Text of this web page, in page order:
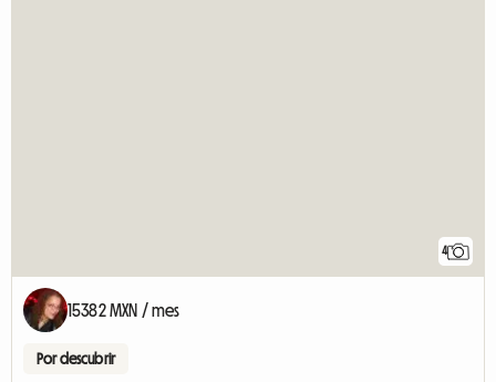
4
15382 MXN / mes
Por descubrir